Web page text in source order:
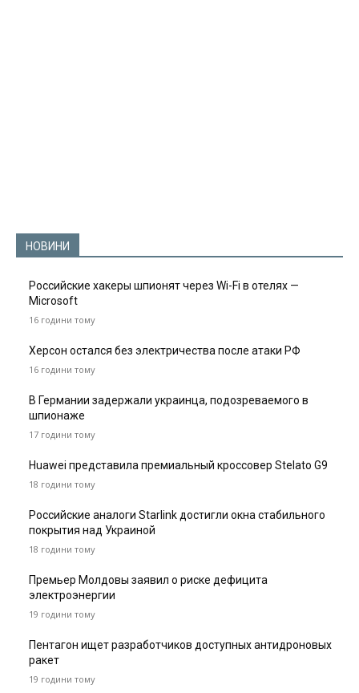
НОВИНИ
Российские хакеры шпионят через Wi-Fi в отелях —
Microsoft
16 години тому
Херсон остался без электричества после атаки РФ
16 години тому
В Германии задержали украинца, подозреваемого в
шпионаже
17 години тому
Huawei представила премиальный кроссовер Stelato G9
18 години тому
Российские аналоги Starlink достигли окна стабильного
покрытия над Украиной
18 години тому
Премьер Молдовы заявил о риске дефицита
электроэнергии
19 години тому
Пентагон ищет разработчиков доступных антидроновых
ракет
19 години тому